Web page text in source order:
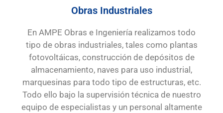
Obras Industriales
En AMPE Obras e Ingeniería realizamos todo
tipo de obras industriales, tales como plantas
fotovoltáicas, construcción de depósitos de
almacenamiento, naves para uso industrial,
marquesinas para todo tipo de estructuras, etc.
Todo ello bajo la supervisión técnica de nuestro
equipo de especialistas y un personal altamente